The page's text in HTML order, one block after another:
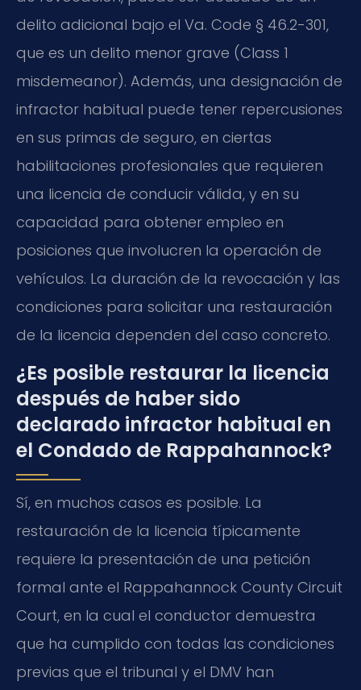
delito adicional bajo el Va. Code § 46.2-301,
que es un delito menor grave (Class 1
misdemeanor). Además, una designación de
infractor habitual puede tener repercusiones
en sus primas de seguro, en ciertas
habilitaciones profesionales que requieren
una licencia de conducir válida, y en su
capacidad para obtener empleo en
posiciones que involucren la operación de
vehículos. La duración de la revocación y las
condiciones para solicitar una restauración
de la licencia dependen del caso concreto.
¿Es posible restaurar la licencia
después de haber sido
declarado infractor habitual en
el Condado de Rappahannock?
Sí, en muchos casos es posible. La
restauración de la licencia típicamente
requiere la presentación de una petición
formal ante el Rappahannock County Circuit
Court, en la cual el conductor demuestra
que ha cumplido con todas las condiciones
previas que el tribunal y el DMV han